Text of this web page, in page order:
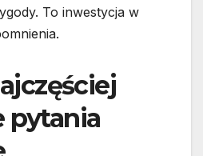
To inwestycja w
pytania